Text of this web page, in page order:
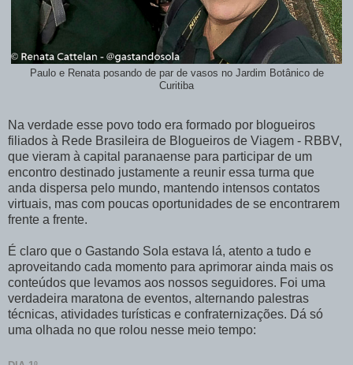
Paulo e Renata posando de par de vasos no Jardim Botânico de
Curitiba
Na verdade esse povo todo era formado por blogueiros
filiados à Rede Brasileira de Blogueiros de Viagem - RBBV,
que vieram à capital paranaense para participar de um
encontro destinado justamente a reunir essa turma que
anda dispersa pelo mundo, mantendo intensos contatos
virtuais, mas com poucas oportunidades de se encontrarem
frente a frente.
É claro que o Gastando Sola estava lá, atento a tudo e
aproveitando cada momento para aprimorar ainda mais os
conteúdos que levamos aos nossos seguidores. Foi uma
verdadeira maratona de eventos, alternando palestras
técnicas, atividades turísticas e confraternizações. Dá só
uma olhada no que rolou nesse meio tempo: